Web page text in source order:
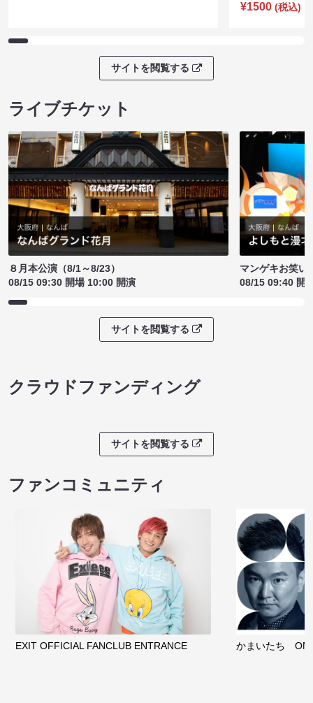
¥1500 (税込)
サイトを閲覧する
ライブチケット
８月本公演（8/1～8/23）
08/15 09:30 開場 10:00 開演
マンゲキお笑い
08/15 09:40 開
サイトを閲覧する
クラウドファンディング
サイトを閲覧する
ファンコミュニティ
EXIT OFFICIAL FANCLUB ENTRANCE かまいたち